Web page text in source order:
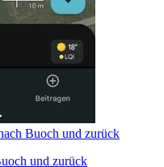
Buoch und zurück
und zurück